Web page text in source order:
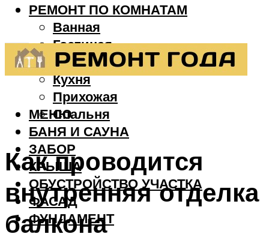
РЕМОНТ ПО КОМНАТАМ
Ванная
Гостиная
Детская
Кухня
Прихожая
Спальня
БАНЯ И САУНА
ЗАБОР
КРЫША
ОБУСТРОЙСТВО УЧАСТКА
ФАСАД
ФУНДАМЕНТ
МЕНЮ
Как проводится
внутренняя отделка
балкона